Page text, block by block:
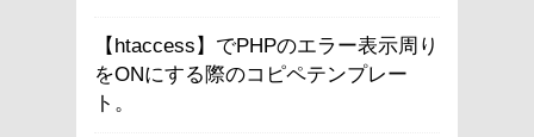
【htaccess】でPHPのエラー表示周り
をONにする際のコピペテンプレー
ト。